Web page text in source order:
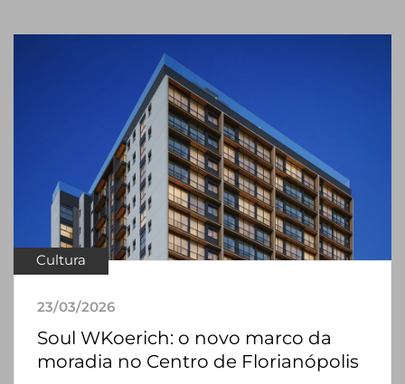
Cultura
23/03/2026
Soul WKoerich: o novo marco da
moradia no Centro de Florianópolis